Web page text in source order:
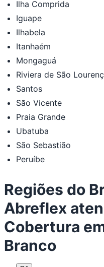
Ilha Comprida
Iguape
Ilhabela
Itanhaém
Mongaguá
Riviera de São
Santos
São Vicente
Praia Grande
Ubatuba
São Sebastião
Peruíbe
Regiões do
Abreflex
Cobertura
Branco